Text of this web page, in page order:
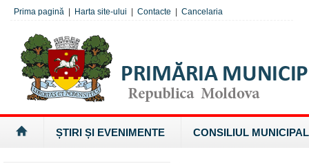
Prima pagină Harta site-ului Contacte Cancelaria
ȘTIRI ȘI EVENIMENTE CONSILIUL MUNICIPAL